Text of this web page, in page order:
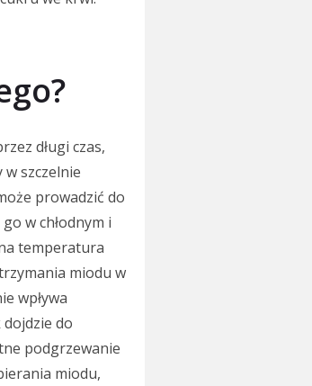
długi czas,
szczelnie
prowadzić do
w chłodnym i
temperatura
miodu w
wpływa
do
podgrzewanie
miodu,